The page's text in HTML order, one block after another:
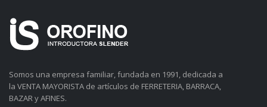
Somos una empresa familiar, fundada en 1991, dedicada a
la VENTA MAYORISTA de artículos de FERRETERIA, BARRACA,
BAZAR y AFINES.